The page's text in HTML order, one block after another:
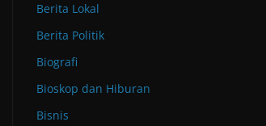
Berita Lokal
Berita Politik
Biografi
Bioskop dan Hiburan
Bisnis